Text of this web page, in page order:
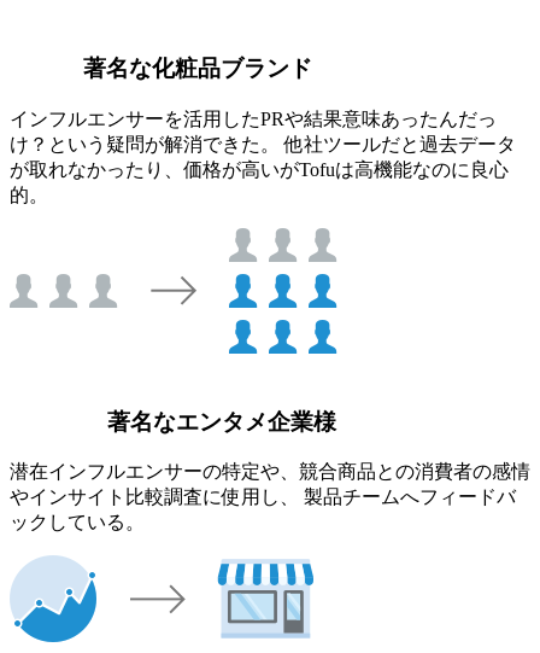
著名な化粧品ブランド
インフルエンサーを活用したPRや結果意味あったんだっ
け？という疑問が解消できた。 他社ツールだと過去データ
が取れなかったり、価格が高いがTofuは高機能なのに良心
的。
著名なエンタメ企業様
潜在インフルエンサーの特定や、競合商品との消費者の感情
やインサイト比較調査に使用し、 製品チームへフィードバ
ックしている。